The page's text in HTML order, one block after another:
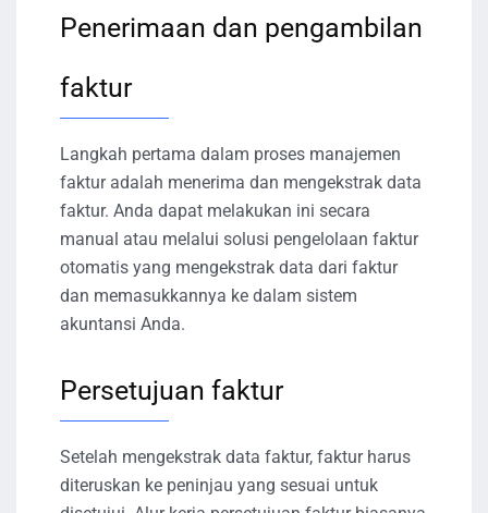
Penerimaan dan pengambilan
faktur
Langkah pertama dalam proses manajemen
faktur adalah menerima dan mengekstrak data
faktur. Anda dapat melakukan ini secara
manual atau melalui solusi pengelolaan faktur
otomatis yang mengekstrak data dari faktur
dan memasukkannya ke dalam sistem
akuntansi Anda.
Persetujuan faktur
Setelah mengekstrak data faktur, faktur harus
diteruskan ke peninjau yang sesuai untuk